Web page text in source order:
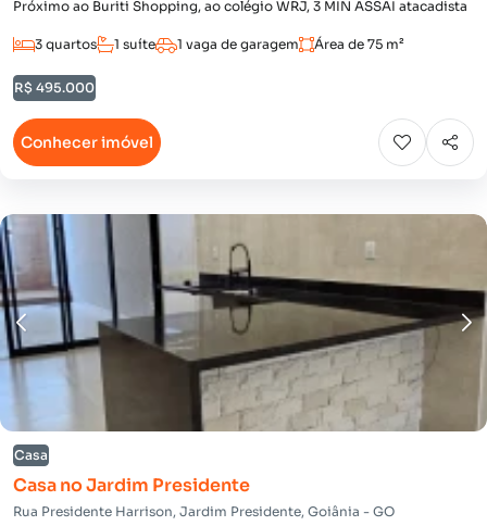
Próximo ao Buriti Shopping, ao colégio WRJ, 3 MIN ASSAI atacadista
3 quartos 1 suíte 1 vaga de garagem Área de 75 m²
R$ 495.000
Conhecer imóvel
Casa
Casa no Jardim Presidente
Rua Presidente Harrison, Jardim Presidente, Goiânia - GO